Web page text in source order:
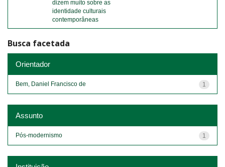
dizem muito sobre as
identidade culturais
contemporâneas
Busca facetada
Orientador
1
Bem, Daniel Francisco de
Assunto
1
Pós-modernismo